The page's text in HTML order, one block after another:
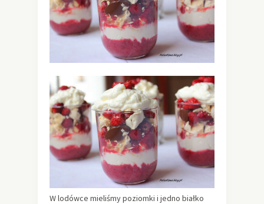
W lodówce mieliśmy poziomki i jedno białko